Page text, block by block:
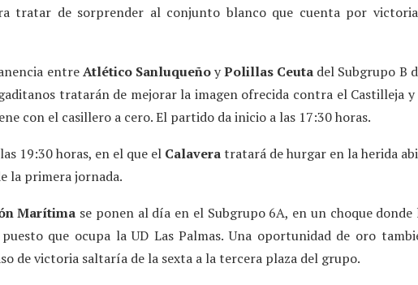
tratar de sorprender al conjunto blanco que cuenta por
entreAtlético SanluqueñoyPolillas Ceuta del Subgrupo B
tratarán de mejorar la imagen ofrecida contra el Castilleja
con el casillero a cero. El partido da inicio a las 17:30 horas.
19:30 horas, en el que el Calaveratratará de hurgar en la herida
la primera jornada.
Marítima se ponen al día en el Subgrupo 6A, en un choque donde
que ocupa la UD Las Palmas. Una oportunidad de oro
de victoria saltaría de la sexta a la tercera plaza del grupo.